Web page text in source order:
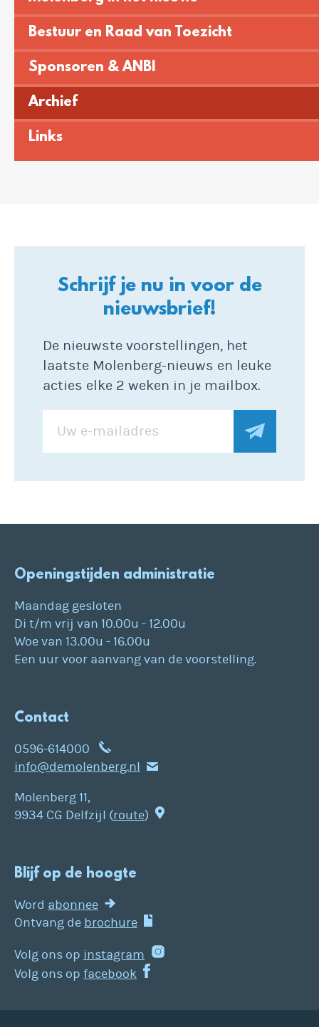
Bestuur en Raad van Toezicht
Sponsoren & ANBI
Archief
Links
Schrijf je nu in voor de
nieuwsbrief!
De nieuwste voorstellingen, het
laatste Molenberg-nieuws en leuke
acties elke 2 weken in je mailbox.
Openingstijden administratie
Maandag gesloten
Di t/m vrij van 10.00u - 12.00u
Woe van 13.00u - 16.00u
Een uur voor aanvang van de voorstelling.
Contact
0596-614000
info@demolenberg.nl
Molenberg 11,
9934 CG Delfzijl (route)
Blijf op de hoogte
Word abonnee
Ontvang de brochure
Volg ons op instagram
Volg ons op facebook